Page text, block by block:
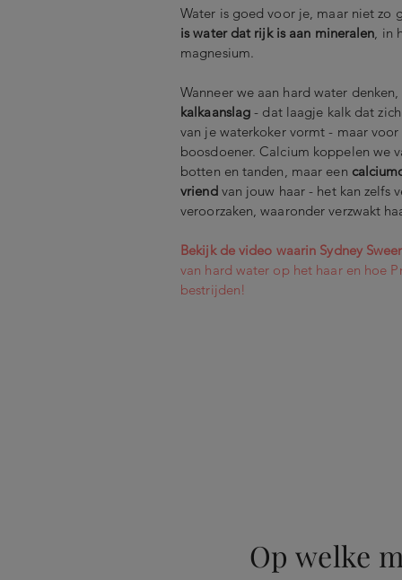
Water is goed voor je, maar niet zo
is water dat rijk is aan mineralen ,
magnesium.
Wanneer we aan hard water
kalkaanslag - dat laagje kalk dat
van je waterkoker vormt - maar
boosdoener. Calcium koppelen we
botten en tanden, maar een
vriendvan jouw haar - het kan zelfs
veroorzaken, waaronder verzwakt
Bekijk de video waarin Sydney
van hard water op het haar en hoe
bestrijden!
Op welke